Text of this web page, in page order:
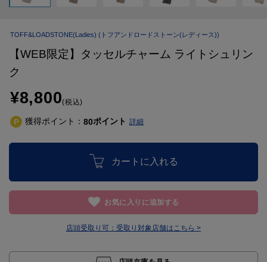
TOFF&LOADSTONE(Ladies) (トフアンドロードストーン(レディース))
【WEB限定】タッセルチャーム ライトシュリン
ク
¥8,800(税込)
獲得ポイント： 80ポイント 詳細
カートに入れる
お気に入りに追加する
店頭受取り可： 受取り対象店舗はこちら >